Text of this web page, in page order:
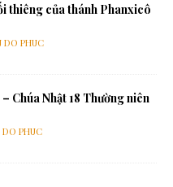
thiêng của thánh Phanxicô
DO PHUC
Chúa Nhật 18 Thường niên
DO PHUC